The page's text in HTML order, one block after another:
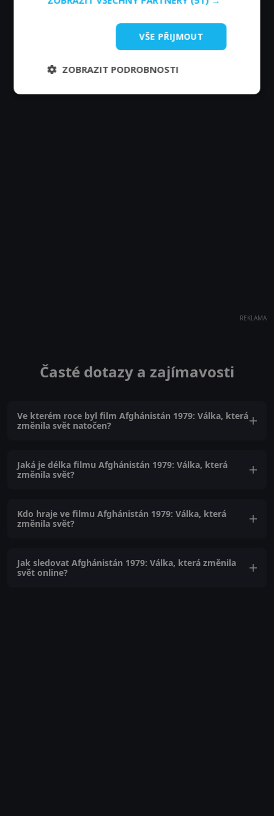
REKLAMA
Časté dotazy a zajímavosti
Ve kterém roce byl film Afghánistán 1979: Válka, která
změnila svět natočen?
Jaká je délka filmu Afghánistán 1979: Válka, která
změnila svět?
Kdo hraje ve filmu Afghánistán 1979: Válka, která
změnila svět?
Jak sledovat Afghánistán 1979: Válka, která změnila
svět online?
VŠE PŘIJMOUT
ZOBRAZIT PODROBNOSTI